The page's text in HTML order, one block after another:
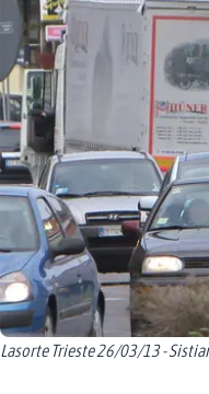
Lasorte Trieste 26/03/13 -